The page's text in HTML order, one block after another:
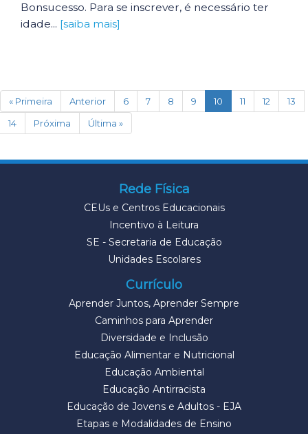
Bonsucesso. Para se inscrever, é necessário ter
idade... [saiba mais]
« Primeira Anterior 6 7 8 9 10 (current)
11 12
13
14
Próxima Última »
Rede Física
CEUs e Centros Educacionais
Incentivo à Leitura
SE - Secretaria de Educação
Unidades Escolares
Currículo
Aprender Juntos, Aprender Sempre
Caminhos para Aprender
Diversidade e Inclusão
Educação Alimentar e Nutricional
Educação Ambiental
Educação Antirracista
Educação de Jovens e Adultos - EJA
Etapas e Modalidades de Ensino